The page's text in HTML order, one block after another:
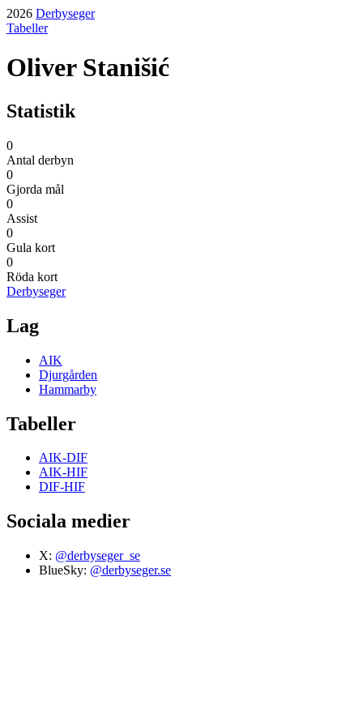
2026 Derbyseger
Tabeller
Oliver Stanišić
Statistik
0
Antal derbyn
0
Gjorda mål
0
Assist
0
Gula kort
0
Röda kort
Derbyseger
Lag
AIK
Djurgården
Hammarby
Tabeller
AIK-DIF
AIK-HIF
DIF-HIF
Sociala medier
X: @derbyseger_se
BlueSky: @derbyseger.se